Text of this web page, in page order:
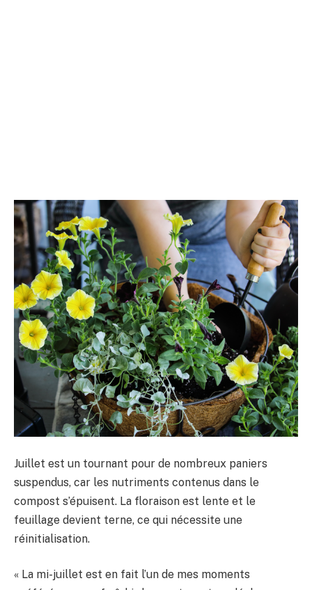
Juillet est un tournant pour de nombreux paniers
suspendus, car les nutriments contenus dans le
compost s’épuisent. La floraison est lente et le
feuillage devient terne, ce qui nécessite une
réinitialisation.
« La mi-juillet est en fait l’un de mes moments